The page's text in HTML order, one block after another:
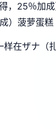
，25％加
）菠萝蛋糕
在ザナ